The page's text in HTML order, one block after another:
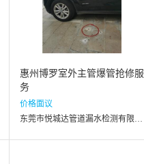
惠州博罗室外主管爆管抢修服
务
价格面议
东莞市悦城达管道漏水检测有限公司